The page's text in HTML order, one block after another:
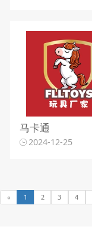
马卡通
2024-12-25
« 1 2 3 4